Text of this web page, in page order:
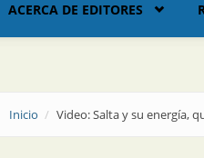
ACERCA DE EDITORES
Inicio Video: Salta y su energía,